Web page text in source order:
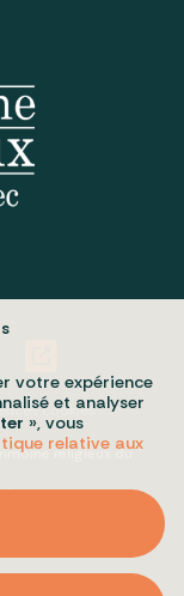
cookies
religieux du
votre expérience
et analyser
», vous
relative aux